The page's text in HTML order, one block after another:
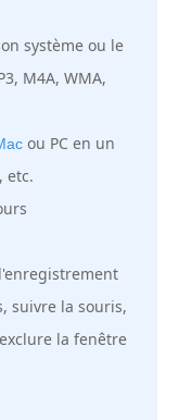
système ou le
M4A, WMA,
ou PC en un
etc.
suivre la souris,
la fenêtre